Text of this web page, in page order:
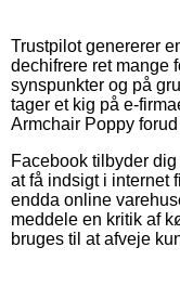
Trustpilot genererer
dechifrere ret mange
synspunkter og på
tager et kig på e-
Armchair Poppy
Facebook tilbyder
at få indsigt i internet
endda online
meddele en kritik af
bruges til at afveje